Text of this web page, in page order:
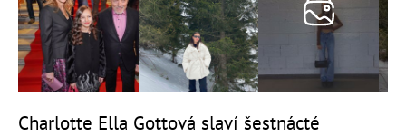
Charlotte Ella Gottová slaví šestnácté